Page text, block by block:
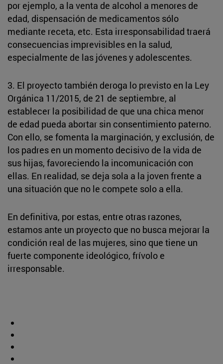
por ejemplo, a la venta de alcohol a menores de
edad, dispensación de medicamentos sólo
mediante receta, etc. Esta irresponsabilidad traerá
consecuencias imprevisibles en la salud,
especialmente de las jóvenes y adolescentes.
3. El proyecto también deroga lo previsto en la Ley
Orgánica 11/2015, de 21 de septiembre, al
establecer la posibilidad de que una chica menor
de edad pueda abortar sin consentimiento paterno.
Con ello, se fomenta la marginación, y exclusión, de
los padres en un momento decisivo de la vida de
sus hijas, favoreciendo la incomunicación con
ellas. En realidad, se deja sola a la joven frente a
una situación que no le compete solo a ella.
En definitiva, por estas, entre otras razones,
estamos ante un proyecto que no busca mejorar la
condición real de las mujeres, sino que tiene un
fuerte componente ideológico, frívolo e
irresponsable.